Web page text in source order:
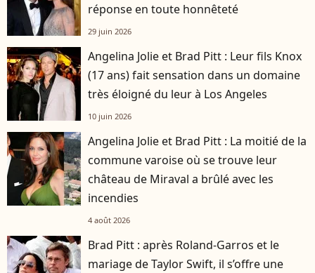
réponse en toute honnêteté
29 juin 2026
Angelina Jolie et Brad Pitt : Leur fils Knox
(17 ans) fait sensation dans un domaine
très éloigné du leur à Los Angeles
10 juin 2026
Angelina Jolie et Brad Pitt : La moitié de la
commune varoise où se trouve leur
château de Miraval a brûlé avec les
incendies
4 août 2026
Brad Pitt : après Roland-Garros et le
mariage de Taylor Swift, il s’offre une